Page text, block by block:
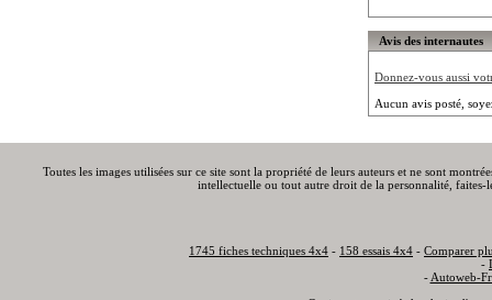
Avis des internautes
Donnez-vous aussi
Aucun avis posté,
Toutes les images utilisées sur ce site sont la propriété de leurs auteurs et ne sont
intellectuelle ou tout autre droit de la personnalité,
1745 fiches techniques 4x4 - 158 essais 4x4 - Comparer
-
- Autoweb-